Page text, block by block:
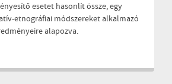
esetet hasonlít össze, egy
etnográfiai módszereket alkalmazó
alapozva.